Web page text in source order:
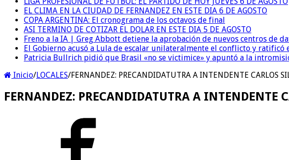
EL CLIMA EN LA CIUDAD DE FERNANDEZ EN ESTE DIA 6 DE AGOSTO
COPA ARGENTINA: El cronograma de los octavos de final
ASI TERMINO DE COTIZAR EL DOLAR EN ESTE DIA 5 DE AGOSTO
Freno a la IA | Greg Abbott detiene la aprobación de nuevos centros de
El Gobierno acusó a Lula de escalar unilateralmente el conflicto y ratificó
Patricia Bullrich pidió que Brasil «no se victimice» y apuntó a la
Inicio/LOCALES/FERNANDEZ: PRECANDIDATUTRA A INTENDENTE CARLOS
FERNANDEZ: PRECANDIDATUTRA A INTENDENTE